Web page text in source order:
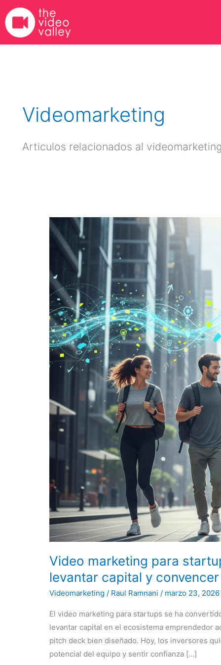
al
contenido
Videomarketing
Articulos relacionados al videomarketing
Video marketing para
levantar capital y
Videomarketing / Raul Ramnani/ marzo 23, 2026
El video marketing para startups se ha
levantar capital en el ecosistema emprendedor
pitch deck bien diseñado. Hoy, los inversores
potencial del equipo y sentir confianza […]
Video
marketing
para
startups:
estrategias
reales
para
levantar
capital
y
convencer
inversores